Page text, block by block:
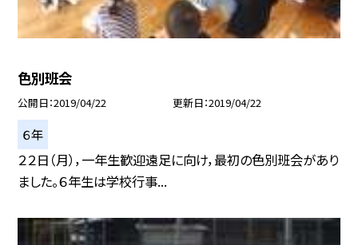
色別班会
公開日 2019/04/22 更新日 2019/04/22
６年
２２日（月），一年生歓迎遠足に向け，最初の色別班会があり
ました。６年生は学校行事...